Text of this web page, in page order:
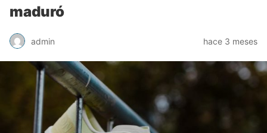
maduró
admin hace 3 meses